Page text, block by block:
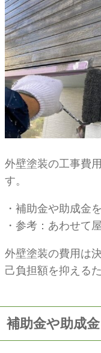
外壁塗装の工事費
す。
・補助金や助成金
・参考：あわせて
外壁塗装の費用は
己負担額を抑える
補助金や助成